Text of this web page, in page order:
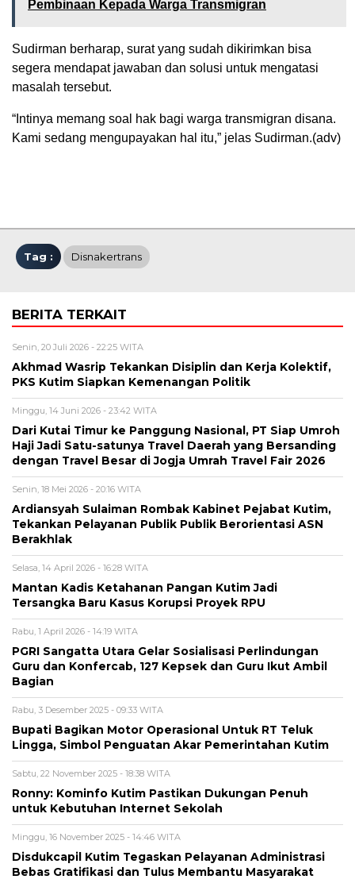
Pembinaan Kepada Warga Transmigran
Sudirman berharap, surat yang sudah dikirimkan bisa
segera mendapat jawaban dan solusi untuk mengatasi
masalah tersebut.
“Intinya memang soal hak bagi warga transmigran disana.
Kami sedang mengupayakan hal itu,” jelas Sudirman.(adv)
Tag : Disnakertrans
BERITA TERKAIT
Senin, 20 Juli 2026 - 22:25 WITA
Akhmad Wasrip Tekankan Disiplin dan Kerja Kolektif,
PKS Kutim Siapkan Kemenangan Politik
Minggu, 14 Juni 2026 - 23:42 WITA
Dari Kutai Timur ke Panggung Nasional, PT Siap Umroh
Haji Jadi Satu-satunya Travel Daerah yang Bersanding
dengan Travel Besar di Jogja Umrah Travel Fair 2026
Senin, 18 Mei 2026 - 20:16 WITA
Ardiansyah Sulaiman Rombak Kabinet Pejabat Kutim,
Tekankan Pelayanan Publik Publik Berorientasi ASN
Berakhlak
Selasa, 14 April 2026 - 16:28 WITA
Mantan Kadis Ketahanan Pangan Kutim Jadi
Tersangka Baru Kasus Korupsi Proyek RPU
Rabu, 1 April 2026 - 14:19 WITA
PGRI Sangatta Utara Gelar Sosialisasi Perlindungan
Guru dan Konfercab, 127 Kepsek dan Guru Ikut Ambil
Bagian
Rabu, 3 Desember 2025 - 09:33 WITA
Bupati Bagikan Motor Operasional Untuk RT Teluk
Lingga, Simbol Penguatan Akar Pemerintahan Kutim
Sabtu, 22 November 2025 - 18:38 WITA
Ronny: Kominfo Kutim Pastikan Dukungan Penuh
untuk Kebutuhan Internet Sekolah
Minggu, 16 November 2025 - 14:46 WITA
Disdukcapil Kutim Tegaskan Pelayanan Administrasi
Bebas Gratifikasi dan Tulus Membantu Masyarakat